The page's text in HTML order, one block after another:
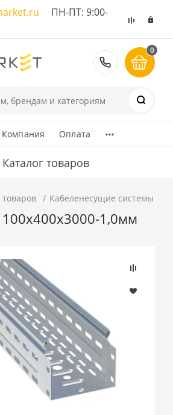
ПН-ПТ: 9:00-
8 (495)
0
Компания Оплата ...
Каталог товаров
товаров Кабеленесущие системы
1,0мм